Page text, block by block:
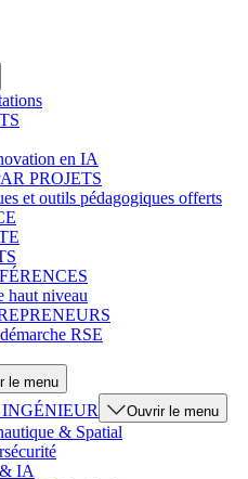
en IA
PROJETS
et outils pédagogiques offerts
haut niveau
RSE
le menu
Ouvrir le menu
& Spatial
IA